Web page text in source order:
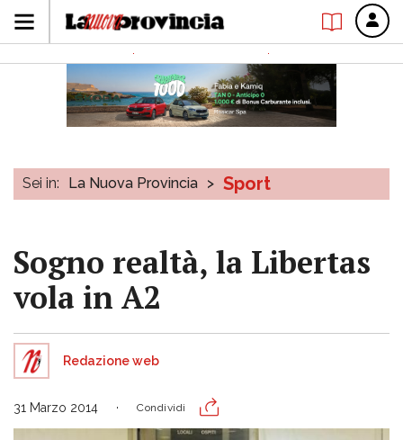
Sei in: La Nuova Provincia > Sport
Sogno realtà, la Libertas
vola in A2
Redazione web
31 Marzo 2014 Condividi